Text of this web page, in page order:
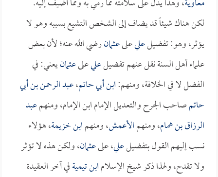
لكن هناك شيئاً قد يضاف إلى الشخص التشيع بسببه وهو لا
يؤثر، وهو: تفضيلعليعلىعثمانرضي الله عنه؛ لأن بعض
علماء أهل السنة نقل عنهم تفضيلعليعلىعثمانيعني: في
الفضل لا في الخلافة، ومنهم:ابن أبي حاتم،عبد الرحمن بن أبي
حاتمصاحب الجرح والتعديل الإمام ابن الإمام، ومنهمعبد
الرزاق بن همام، ومنهمالأعمش، ومنهمابن خزيمة، هؤلاء
نسب إليهم القول بتفضيلعلي، علىعثمان، ولكن هذه لا تؤثر
ولا تقدح، ولهذا ذكر شيخ الإسلامابن تيميةفي آخر العقيدة